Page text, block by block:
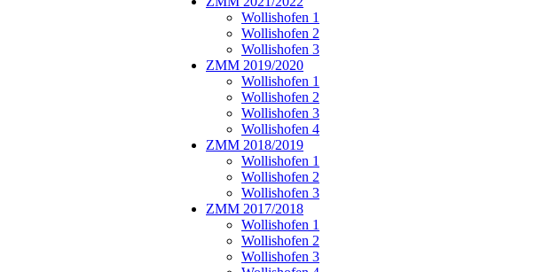
Wollishofen 1
Wollishofen 2
Wollishofen 3
ZMM 2019/2020
Wollishofen 1
Wollishofen 2
Wollishofen 3
Wollishofen 4
ZMM 2018/2019
Wollishofen 1
Wollishofen 2
Wollishofen 3
ZMM 2017/2018
Wollishofen 1
Wollishofen 2
Wollishofen 3